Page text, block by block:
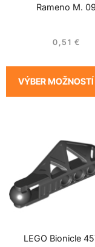
Rameno M. 09
0,51 €
VÝBER MOŽNOSTÍ
LEGO Bionicle